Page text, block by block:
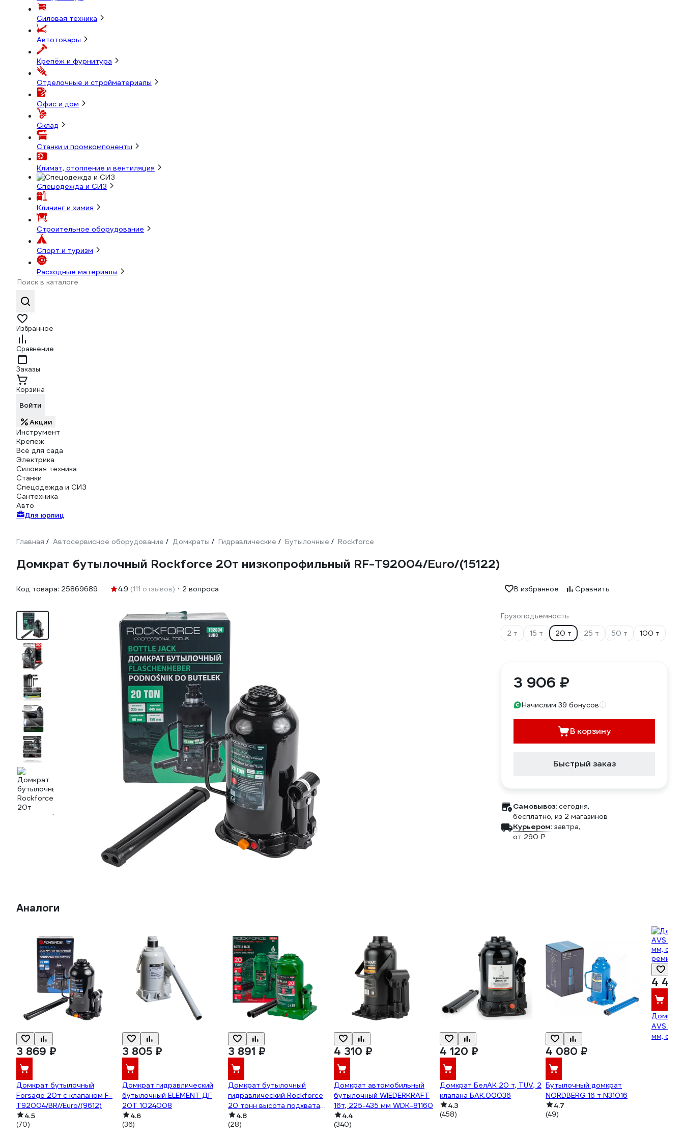
Силовая техника
Автотовары
Крепёж и фурнитура
Отделочные и стройматериалы
Офис и дом
Склад
Станки и промкомпоненты
Климат, отопление и вентиляция
Спецодежда и СИЗ
Клининг и химия
Строительное оборудование
Спорт и туризм
Расходные материалы
Избранное
Сравнение
Заказы
Корзина
Войти
Акции
Инструмент
Крепеж
Всё для сада
Электрика
Силовая техника
Станки
Спецодежда и СИЗ
Сантехника
Авто
Для юрлиц
Главная / Автосервисное оборудование / Домкраты / Гидравлические / Бутылочные / Rockforce
Домкрат бутылочный Rockforce 20т низкопрофильный RF-T92004/Euro/(15122)
Код товара: 25869689 4.9 (111 отзывов) 2 вопроса В избранное Сравнить
Грузоподъемность
2 т
15 т 20 т 25 т 50 т 100 т
3 906 ₽
Начислим 39 бонусов
В корзину
Быстрый заказ
Самовывоз: сегодня,
бесплатно, из 2 магазинов
Курьером: завтра,
от 290 ₽
Аналоги
3 869 ₽
Домкрат бутылочный
Forsage 20т с клапаном F-
T92004/BR//Euro/(9612)
4.5
(70)
3 805 ₽
Домкрат гидравлический
бутылочный ELEMENT ДГ
20Т 1024008
4.6
(36)
3 891 ₽
Домкрат бутылочный
гидравлический Rockforce
20 тонн высота подхвата
220мм, высота подъема
420мм RF-
4.8
(28)
4 310 ₽
Домкрат автомобильный
бутылочный WIEDERKRAFT
16т, 225-435 мм WDK-81160
4.4
(340)
4 120 ₽
Домкрат БелАК 20 т, TUV, 2
клапана БАК.00036
4.3
(458)
4 080 ₽
Бутылочный домкрат
NORDBERG 16 т N31016
4.7
(49)
4
Домкрат
AVS
мм, с